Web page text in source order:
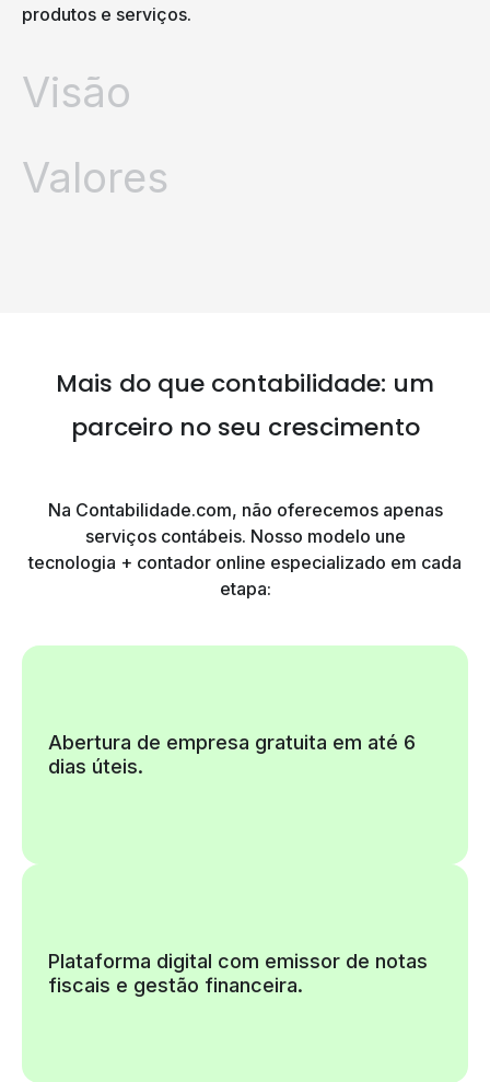
produtos e serviços.
Visão
Valores
Mais do que contabilidade: um
parceiro no seu crescimento
Na Contabilidade.com, não oferecemos apenas
serviços contábeis. Nosso modelo une
tecnologia + contador online especializado em cada
etapa:
Abertura de empresa gratuita em até 6
dias úteis.
Plataforma digital com emissor de notas
fiscais e gestão financeira.